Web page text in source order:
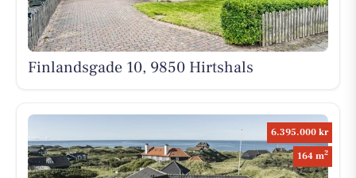
Finlandsgade 10, 9850 Hirtshals
6.395.000 kr
164 m2